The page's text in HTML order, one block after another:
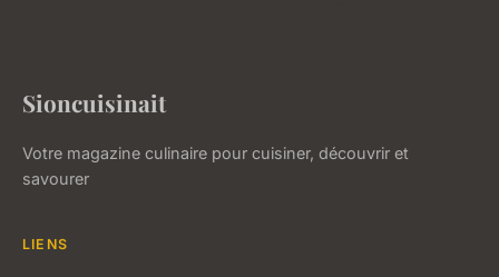
Sioncuisinait
Votre magazine culinaire pour cuisiner, découvrir et
savourer
LIENS